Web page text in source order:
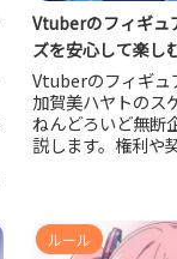
Vtuberのフィギュ
ズを安心して楽し
Vtuberのフィギュ
加賀美ハヤトのス
ねんどろいど無断
説します。権利や
い情報、炎上時
双方が推しのフ
ルール